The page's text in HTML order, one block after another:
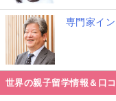
リス
［書籍］イギ
ズ800 Speak
記事をお読み頂
専門家イ
世界の親子留学情報＆口